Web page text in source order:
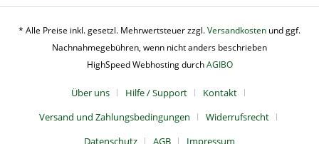
* Alle Preise inkl. gesetzl. Mehrwertsteuer zzgl.Versandkosten und ggf.
Nachnahmegebühren, wenn nicht anders beschrieben
HighSpeed Webhosting durchAGIBO
Über uns Hilfe / Support
Kontakt
Versand und Zahlungsbedingungen
Widerrufsrecht
Datenschutz
AGB Impressum